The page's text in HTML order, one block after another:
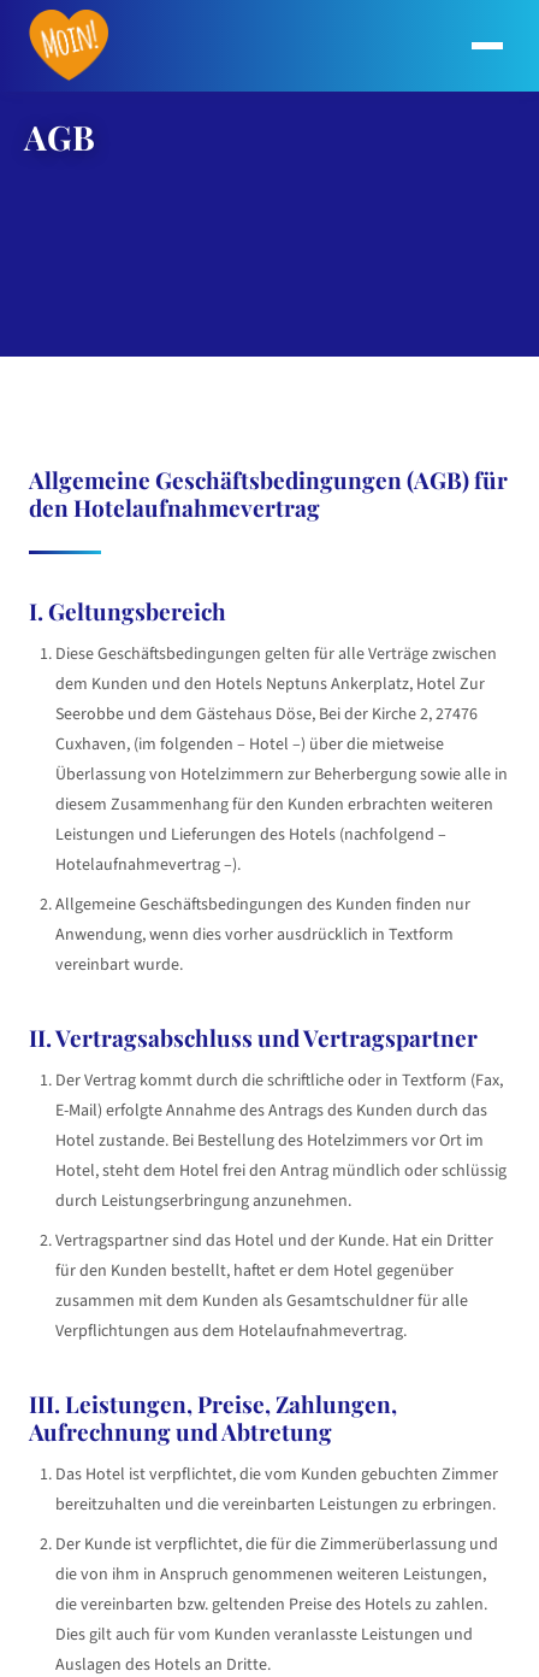
AGB
Allgemeine Geschäftsbedingungen (AGB) für
den Hotelaufnahmevertrag
I. Geltungsbereich
Diese Geschäftsbedingungen gelten für alle Verträge zwischen
dem Kunden und den Hotels Neptuns Ankerplatz, Hotel Zur
Seerobbe und dem Gästehaus Döse, Bei der Kirche 2, 27476
Cuxhaven, (im folgenden – Hotel –) über die mietweise
Überlassung von Hotelzimmern zur Beherbergung sowie alle in
diesem Zusammenhang für den Kunden erbrachten weiteren
Leistungen und Lieferungen des Hotels (nachfolgend –
Hotelaufnahmevertrag –).
Allgemeine Geschäftsbedingungen des Kunden finden nur
Anwendung, wenn dies vorher ausdrücklich in Textform
vereinbart wurde.
II. Vertragsabschluss und Vertragspartner
Der Vertrag kommt durch die schriftliche oder in Textform (Fax,
E-Mail) erfolgte Annahme des Antrags des Kunden durch das
Hotel zustande. Bei Bestellung des Hotelzimmers vor Ort im
Hotel, steht dem Hotel frei den Antrag mündlich oder schlüssig
durch Leistungserbringung anzunehmen.
Vertragspartner sind das Hotel und der Kunde. Hat ein Dritter
für den Kunden bestellt, haftet er dem Hotel gegenüber
zusammen mit dem Kunden als Gesamtschuldner für alle
Verpflichtungen aus dem Hotelaufnahmevertrag.
III. Leistungen, Preise, Zahlungen,
Aufrechnung und Abtretung
Das Hotel ist verpflichtet, die vom Kunden gebuchten Zimmer
bereitzuhalten und die vereinbarten Leistungen zu erbringen.
Der Kunde ist verpflichtet, die für die Zimmerüberlassung und
die von ihm in Anspruch genommenen weiteren Leistungen,
die vereinbarten bzw. geltenden Preise des Hotels zu zahlen.
Dies gilt auch für vom Kunden veranlasste Leistungen und
Auslagen des Hotels an Dritte.